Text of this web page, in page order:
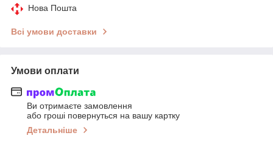
Нова Пошта
Всі умови доставки
Умови оплати
Ви отримаєте замовлення
або гроші повернуться на вашу картку
Детальніше